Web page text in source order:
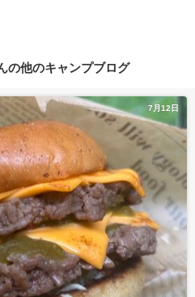
の他のキャンプブログ
7月12日